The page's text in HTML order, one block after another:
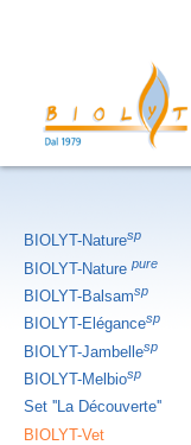
BIOLYT-Naturesp
BIOLYT-Naturepure
BIOLYT-Balsamsp
BIOLYT-Elégancesp
BIOLYT-Jambellesp
BIOLYT-Melbiosp
Set ''La Découverte''
BIOLYT-Vet